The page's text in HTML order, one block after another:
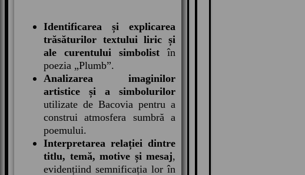
Identificarea și explicarea
trăsăturilor textului liric și
ale curentului simbolist în
poezia „Plumb”.
Analizarea imaginilor
artistice și a simbolurilor
utilizate de Bacovia pentru a
construi atmosfera sumbră a
poemului.
Interpretarea relației dintre
titlu, temă, motive și mesaj,
evidențiind semnificația lor în